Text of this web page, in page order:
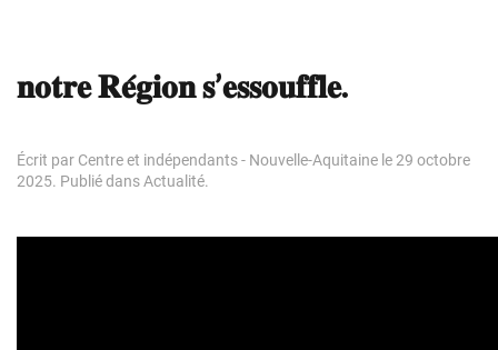
𝐧𝐨𝐭𝐫𝐞 𝐑𝐞́𝐠𝐢𝐨𝐧 𝐬’𝐞𝐬𝐬𝐨𝐮𝐟𝐟𝐥𝐞.
Écrit par Centre et indépendants - Nouvelle-Aquitaine le29 octobre
2025. Publié dansActualité.